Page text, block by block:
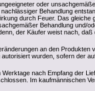
oder
Behandlung
durch Feuer. Das gleiche
Behandlung und/
der Käufer weist nach, daß
an den Produkten
wurden, sofern der
nach Empfang der
Im kaufmännischen